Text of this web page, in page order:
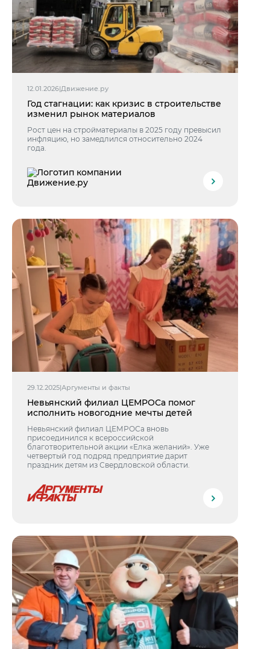
12.01.2026|Движение.ру
Год стагнации: как кризис в строительстве
изменил рынок материалов
Рост цен на стройматериалы в 2025 году превысил
инфляцию, но замедлился относительно 2024
года.
29.12.2025|Аргументы и факты
Невьянский филиал ЦЕМРОСа помог
исполнить новогодние мечты детей
Невьянский филиал ЦЕМРОСа вновь
присоединился к всероссийской
благотворительной акции «Елка желаний». Уже
четвертый год подряд предприятие дарит
праздник детям из Свердловской области.